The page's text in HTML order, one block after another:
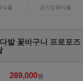
식물 공기정화식물
발 꽃바구니 프로포즈
289,000원